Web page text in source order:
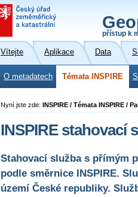
přístup k
Vítejte Aplikace Data
O metadatech Témata INSPIRE
Nyní jste zde: INSPIRE / Témata INSPIRE /
INSPIRE stahovací
Stahovací služba s přímým
podle směrnice INSPIRE.
území České republiky.